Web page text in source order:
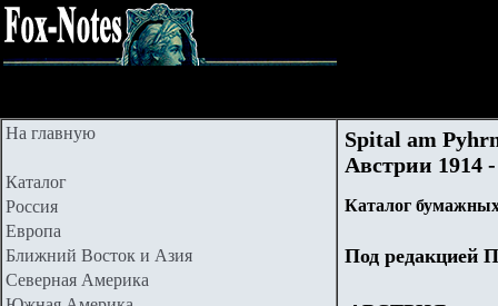
На главную
Каталог
Россия
Европа
Ближний Восток и Азия
Северная Америка
Spital am
Австрии 1914 -
Каталог
Под редакцией